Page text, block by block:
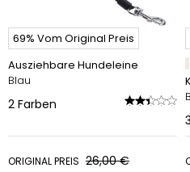
69% Vom Original Preis
Ausziehbare Hundeleine
Blau
2 Farben
ORIGINAL PREIS 26,00 €
3